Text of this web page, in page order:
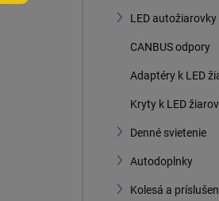
LED autožiarovky
CANBUS odpory
Adaptéry k LED
Kryty k LED
Denné svietenie
Autodoplnky
Kolesá a